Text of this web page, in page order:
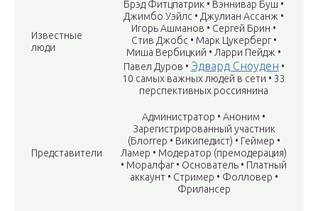
Известные
люди
Брэд Фитцпатрик • Вэннивар Буш •
Джимбо Уэйлс • Джулиан Ассанж •
Игорь Ашманов • Сергей Брин •
Стив Джобс • Марк Цукерберг •
Миша Вербицкий • Ларри Пейдж •
Павел Дуров • Эдвард Сноуден •
10 самых важных людей в сети • 33
перспективных россиянина
Представители
Администратор • Аноним •
Зарегистрированный участник
(Блоггер • Википедист) • Геймер •
Ламер • Модератор (премодерация)
• Моралфаг • Основатель • Платный
аккаунт • Стример • Фолловер •
Фрилансер